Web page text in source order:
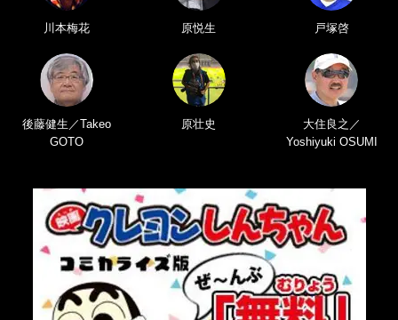
川本梅花 原悦生 戸塚啓
後藤健生／Takeo
GOTO
原壮史
大住良之／
Yoshiyuki OSUMI